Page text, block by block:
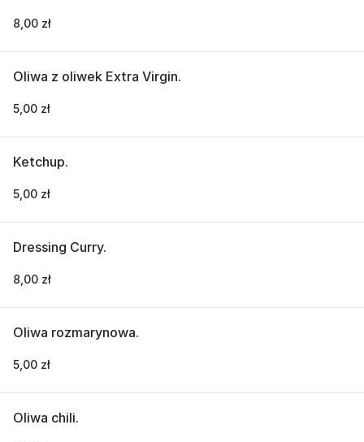
8,00 zł
Oliwa z oliwek Extra Virgin.
5,00 zł
Ketchup.
5,00 zł
Dressing Curry.
8,00 zł
Oliwa rozmarynowa.
5,00 zł
Oliwa chili.